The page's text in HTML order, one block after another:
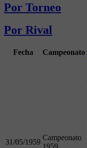
Por Torneo
Por Rival
Fecha Campeonato
31/05/1959
Campeonato